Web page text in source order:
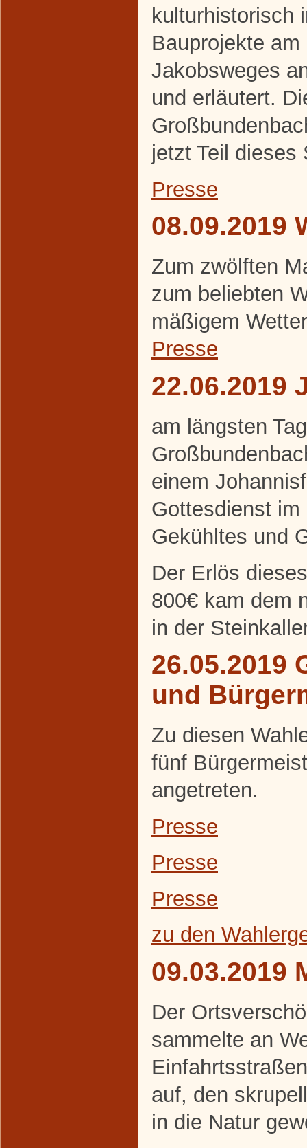
kulturhistorisch
Bauprojekte
Jakobsweges
und erläutert.
jetzt Teil dieses
Presse
08.09.2019
Zum zwölften
zum beliebten
mäßigem
Presse
22.06.2019
am längsten
einem
Gottesdienst
Gekühltes und
Der Erlös
800€ kam dem
in der
26.05.2019
und
Zu diesen
fünf
angetreten.
Presse
Presse
Presse
zu den
09.03.2019
Der
sammelte an
auf, den
in die Natur